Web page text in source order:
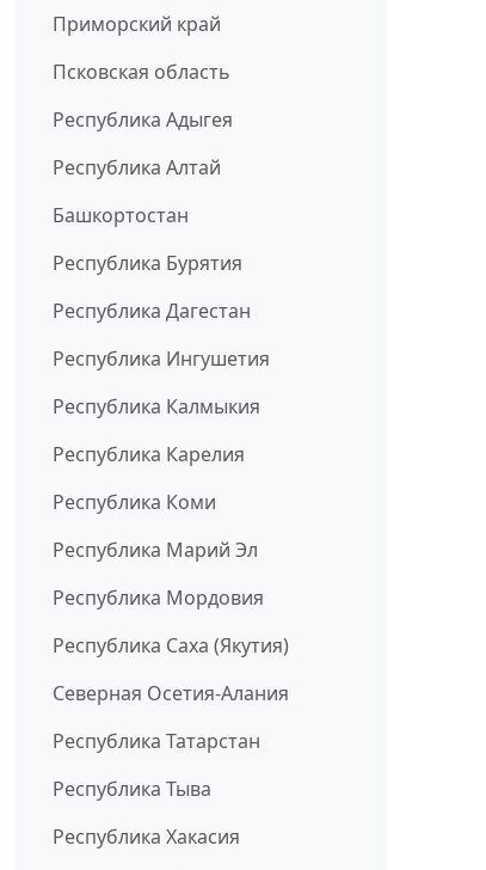
Приморский край
Псковская область
Республика Адыгея
Республика Алтай
Башкортостан
Республика Бурятия
Республика Дагестан
Республика Ингушетия
Республика Калмыкия
Республика Карелия
Республика Коми
Республика Марий Эл
Республика Мордовия
Республика Саха (Якутия)
Северная Осетия-Алания
Республика Татарстан
Республика Тыва
Республика Хакасия